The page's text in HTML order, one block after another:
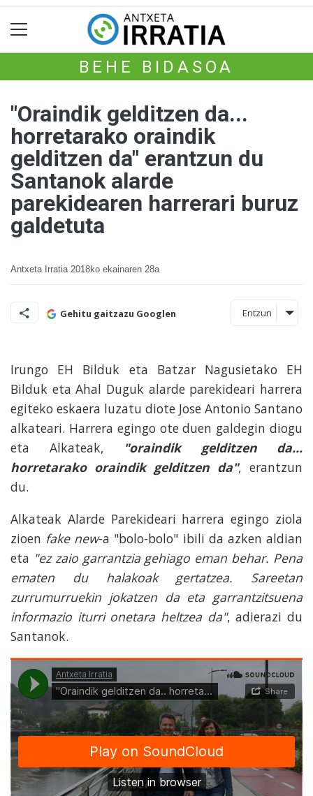
BEHE BIDASOA
"Oraindik gelditzen da...
horretarako oraindik
gelditzen da" erantzun du
Santanok alarde
parekidearen harrerari buruz
galdetuta
Antxeta Irratia 2018ko ekainaren 28a
Gehitu gaitzazu Googlen Entzun
Irungo EH Bilduk eta Batzar Nagusietako EH
Bilduk eta Ahal Duguk alarde parekideari harrera
egiteko eskaera luzatu diote Jose Antonio Santano
alkateari. Harrera egingo ote duen galdegin diogu
eta Alkateak,
"oraindik gelditzen da...
horretarako oraindik gelditzen da", erantzun
du.
Alkateak Alarde Parekideari harrera egingo ziola
zioen fake new-a "bolo-bolo" ibili da azken aldian
eta "ez zaio garrantzia gehiago eman behar. Pena
ematen du halakoak gertatzea. Sareetan
zurrumurruekin jokatzen da eta garrantzitsuena
informazio iturri onetara heltzea da", adierazi du
Santanok.